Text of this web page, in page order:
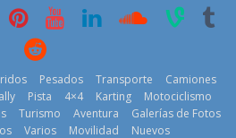
29 de julio de
Pesados Transporte
Camiones
Pista 4×4 Karting
Motociclismo
Turismo Aventura
Galerías de Fotos
Varios Movilidad
Nuevos